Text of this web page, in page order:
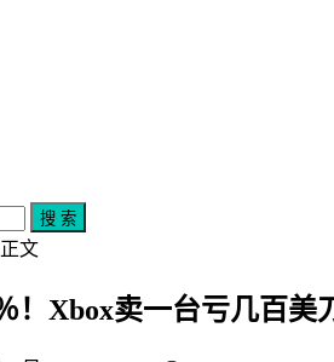
搜 索
文
！Xbox卖一台亏几百美